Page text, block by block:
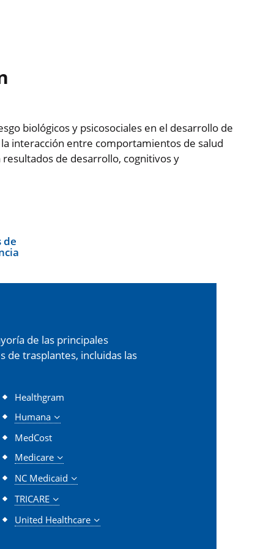
biológicos y psicosociales en el desarrollo de
interacción entre comportamientos de salud
de desarrollo, cognitivos y
de
de las principales
de trasplantes, incluidas las
Healthgram
Humana
MedCost
Medicare
NC Medicaid
TRICARE
United Healthcare